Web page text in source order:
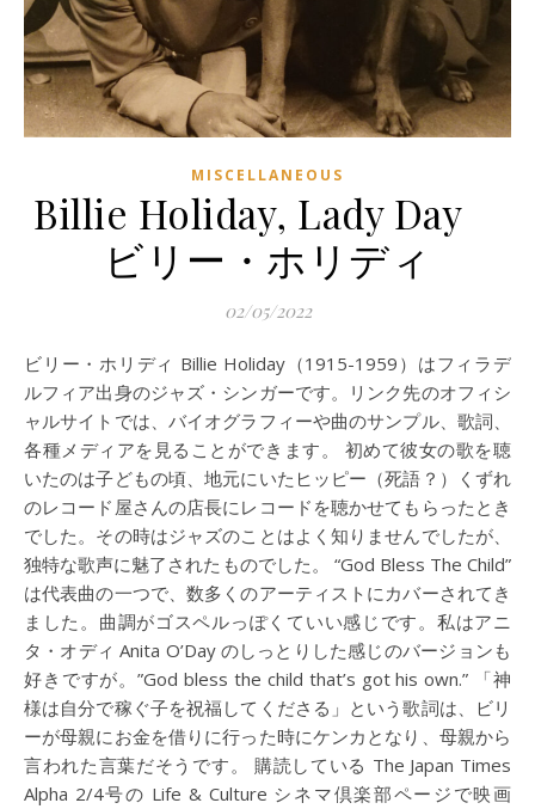
MISCELLANEOUS
Billie Holiday, Lady Day
ビリー・ホリディ
02/05/2022
ビリー・ホリディ Billie Holiday（1915-1959）はフィラデ
ルフィア出身のジャズ・シンガーです。リンク先のオフィシ
ャルサイトでは、バイオグラフィーや曲のサンプル、歌詞、
各種メディアを見ることができます。 初めて彼女の歌を聴
いたのは子どもの頃、地元にいたヒッピー（死語？）くずれ
のレコード屋さんの店長にレコードを聴かせてもらったとき
でした。その時はジャズのことはよく知りませんでしたが、
独特な歌声に魅了されたものでした。 “God Bless The Child”
は代表曲の一つで、数多くのアーティストにカバーされてき
ました。曲調がゴスペルっぽくていい感じです。私はアニ
タ・オディ Anita O’Day のしっとりした感じのバージョンも
好きですが。”God bless the child that’s got his own.” 「神
様は自分で稼ぐ子を祝福してくださる」という歌詞は、ビリ
ーが母親にお金を借りに行った時にケンカとなり、母親から
言われた言葉だそうです。 購読している The Japan Times
Alpha 2/4号の Life & Culture シネマ倶楽部ページで映画